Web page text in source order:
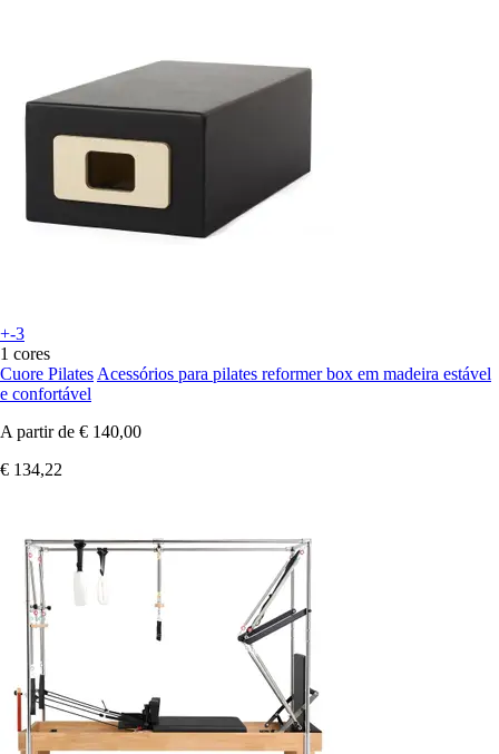
+-3
1 cores
Cuore Pilates Acessórios para pilates reformer box em madeira estável
e confortável
A partir de € 140,00
€ 134,22